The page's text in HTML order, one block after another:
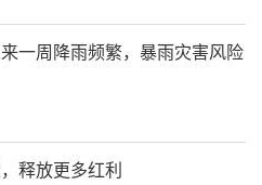
一周降雨频繁，暴雨灾害风险
释放更多红利